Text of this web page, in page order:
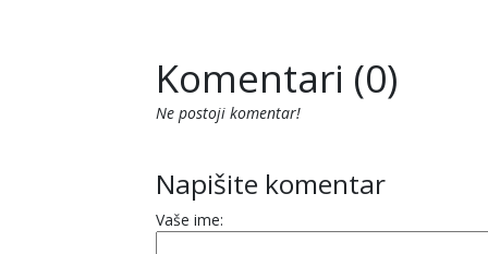
Komentari (0)
Ne postoji komentar!
Napišite komentar
Vaše ime: